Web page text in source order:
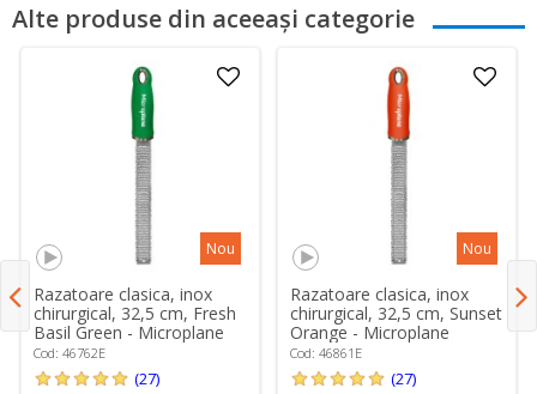
Alte produse din aceeași categorie
Nou
Razatoare clasica, inox
chirurgical, 32,5 cm, Fresh
Basil Green - Microplane
Cod: 46762E
(27)
Nou
Razatoare clasica, inox
chirurgical, 32,5 cm, Sunset
Orange - Microplane
Cod: 46861E
(27)